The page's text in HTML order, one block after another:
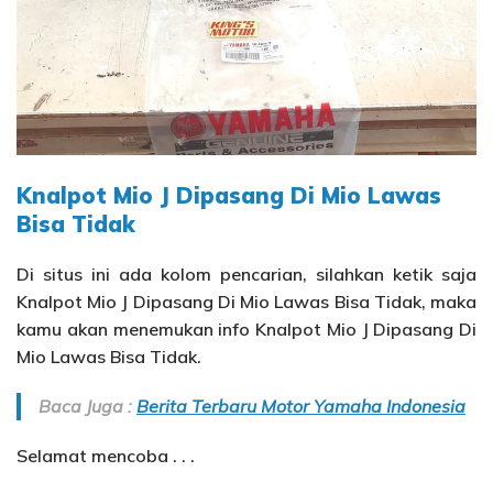
Knalpot Mio J Dipasang Di Mio Lawas
Bisa Tidak
Di situs ini ada kolom pencarian, silahkan ketik saja
Knalpot Mio J Dipasang Di Mio Lawas Bisa Tidak, maka
kamu akan menemukan info Knalpot Mio J Dipasang Di
Mio Lawas Bisa Tidak.
Baca Juga : Berita Terbaru Motor Yamaha Indonesia
Selamat mencoba . . .